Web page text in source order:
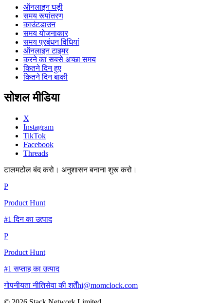
ऑनलाइन घड़ी
समय रूपांतरण
काउंटडाउन
समय योजनाकार
समय प्रबंधन विधियां
ऑनलाइन टाइमर
करने का सबसे अच्छा समय
कितने दिन हुए
कितने दिन बाकी
सोशल मीडिया
X
Instagram
TikTok
Facebook
Threads
टालमटोल बंद करो। अनुशासन बनाना शुरू करो।
P
Product Hunt
#1 दिन का उत्पाद
P
Product Hunt
#1 सप्ताह का उत्पाद
गोपनीयता नीतिसेवा की शर्तेंhi@momclock.com